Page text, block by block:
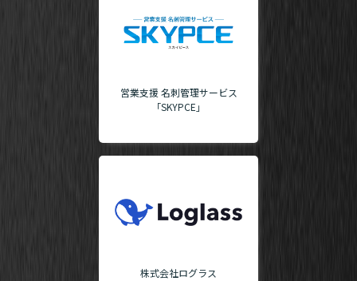
営業支援 名刺管理サービス
「SKYPCE」
株式会社ログラス